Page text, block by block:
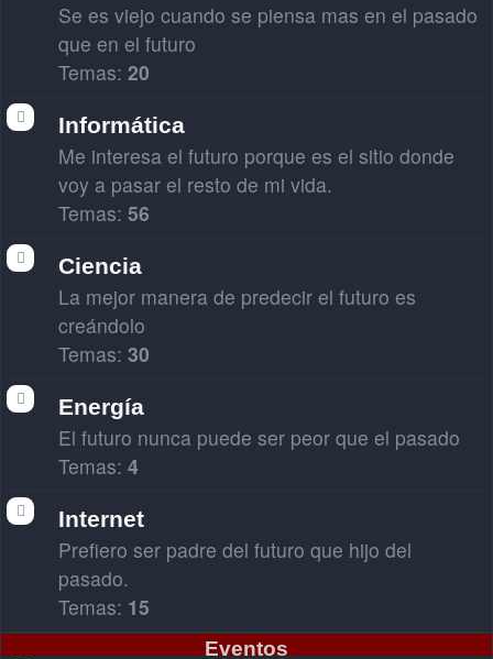
Se es viejo cuando se piensa mas en el pasado
que en el futuro
Temas: 20
Informática
Me interesa el futuro porque es el sitio donde
voy a pasar el resto de mi vida.
Temas: 56
Ciencia
La mejor manera de predecir el futuro es
creándolo
Temas: 30
Energía
El futuro nunca puede ser peor que el pasado
Temas: 4
Internet
Prefiero ser padre del futuro que hijo del
pasado.
Temas: 15
Eventos